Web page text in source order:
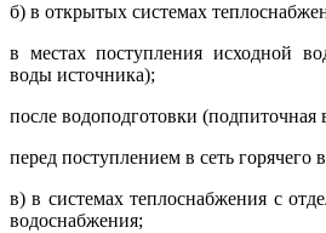
б) в открытых системах
в местах поступления исходной
воды источника);
после водоподготовки (подпиточная
перед поступлением в сеть горячего
в) в системах теплоснабжения с
водоснабжения;